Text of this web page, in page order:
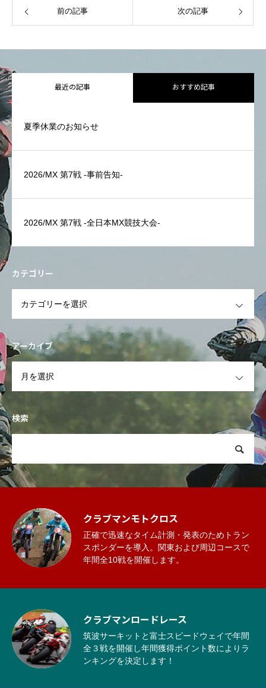
前の記事 次の記事
最近の記事 おすすめ記事
夏季休業のお知らせ
2026/MX 第7戦 -事前告知-
2026/MX 第7戦 -全日本MX競技大会-
カテゴリー
アーカイブ
検索
クラブマンモトクロス
正確で迅速なタイム計測・発表のためトラン
スポンダーを導入。関東および周辺コースで
年間全10戦を開催します。
クラブマンロードレース
筑波サーキットと富士スピードウェイで年間
全３戦を開催し年間獲得ポイント数によりラ
ンキングを決定します！